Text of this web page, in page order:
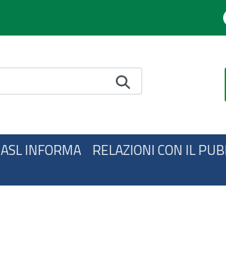
ASL INFORMA RELAZIONI CON IL